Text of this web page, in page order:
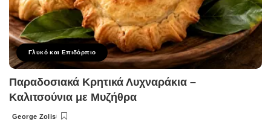
Γλυκό και Επιδόρπιο
Παραδοσιακά Κρητικά Λυχναράκια –
Καλιτσούνια με Μυζήθρα
Posted
George Zolis